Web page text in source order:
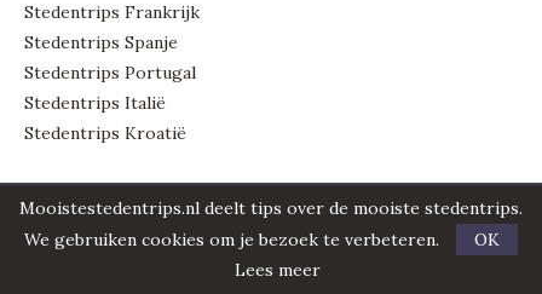
Stedentrips Frankrijk
Stedentrips Spanje
Stedentrips Portugal
Stedentrips Italië
Stedentrips Kroatië
Mooistestedentrips.nl deelt tips over de mooiste stedentrips.
We gebruiken cookies om je bezoek te verbeteren.
OK
Lees meer